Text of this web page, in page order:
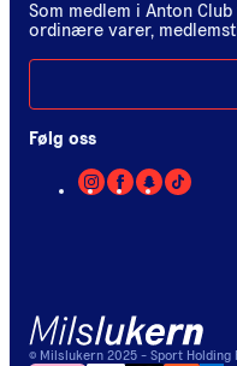
Som medlem i Anton
ordinære varer,
Følg oss
© Milslukern 2025 - Sport Holding